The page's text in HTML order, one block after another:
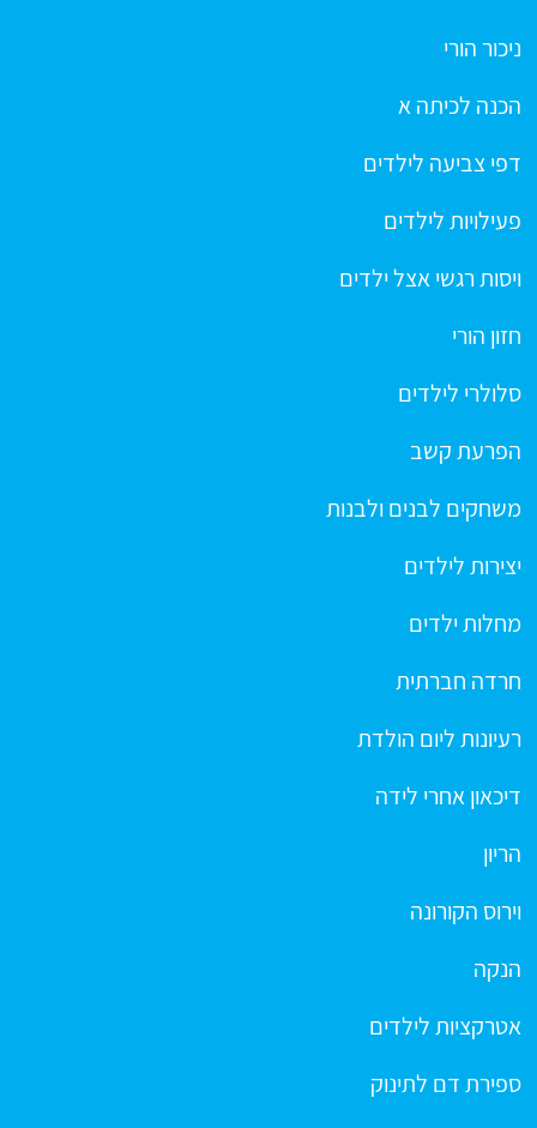
ניכור הורי
הכנה לכיתה א
דפי צביעה לילדים
פעילויות לילדים
ויסות רגשי אצל ילדים
חזון הורי
סלולרי לילדים
הפרעת קשב
משחקים לבנים ולבנות
יצירות לילדים
מחלות ילדים
חרדה חברתית
רעיונות ליום הולדת
דיכאון אחרי לידה
הריון
וירוס הקורונה
הנקה
אטרקציות לילדים
ספירת דם לתינוק